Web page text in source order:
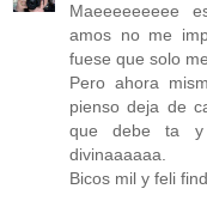
Maeeeeeeeee
amos no me
fuese que solo
Pero ahora
pienso deja de
que debe ta y
divinaaaaaa.
Bicos mil y feli